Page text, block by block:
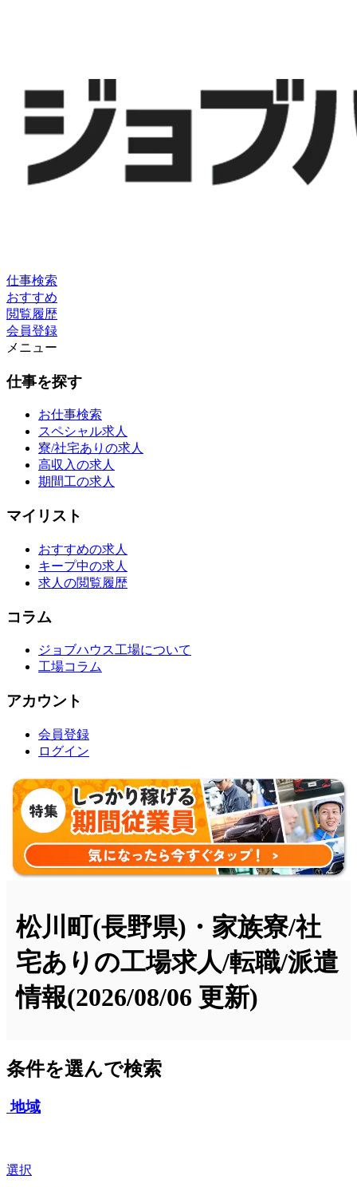
仕事検索
おすすめ
閲覧履歴
会員登録
メニュー
仕事を探す
お仕事検索
スペシャル求人
寮/社宅ありの求人
高収入の求人
期間工の求人
マイリスト
おすすめの求人
キープ中の求人
求人の閲覧履歴
コラム
ジョブハウス工場について
工場コラム
アカウント
会員登録
ログイン
松川町(長野県)・家族寮/社
宅ありの工場求人/転職/派遣
情報(2026/08/06 更新)
条件を選んで検索
地域
選択